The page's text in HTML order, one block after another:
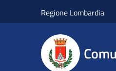
Regione Lombardia